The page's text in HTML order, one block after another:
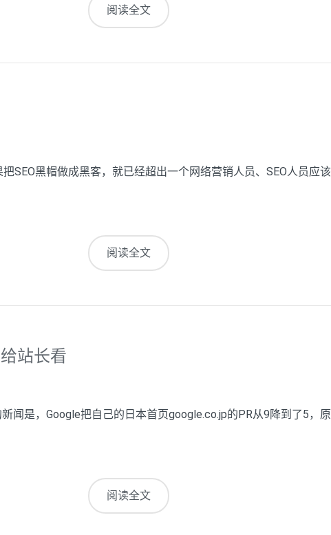
阅读全文
SEO黑帽做成黑客，就已经超出一个网络营销人员、SEO人员应
阅读全文
站长看
闻是，Google把自己的日本首页google.co.jp的PR从9降到了5，
阅读全文